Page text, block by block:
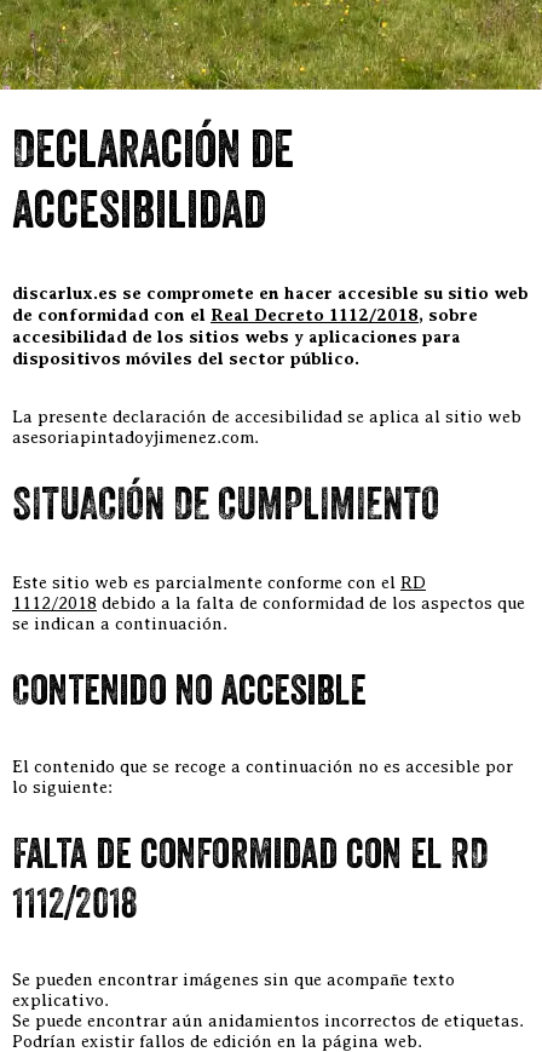
Declaración de
accesibilidad
discarlux.es se compromete en hacer accesible su sitio web
de conformidad con el Real Decreto 1112/2018, sobre
accesibilidad de los sitios webs y aplicaciones para
dispositivos móviles del sector público.
La presente declaración de accesibilidad se aplica al sitio web
asesoriapintadoyjimenez.com.
SITUACIÓN DE CUMPLIMIENTO
Este sitio web es parcialmente conforme con el RD
1112/2018 debido a la falta de conformidad de los aspectos que
se indican a continuación.
Contenido no accesible
El contenido que se recoge a continuación no es accesible por
lo siguiente:
Falta de conformidad con el RD
1112/2018
Se pueden encontrar imágenes sin que acompañe texto
explicativo.
Se puede encontrar aún anidamientos incorrectos de etiquetas.
Podrían existir fallos de edición en la página web.